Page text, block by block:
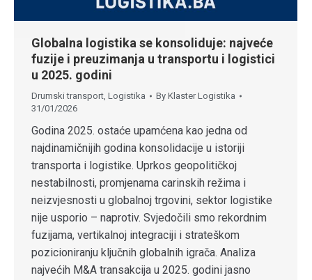
Globalna logistika se konsoliduje: najveće
fuzije i preuzimanja u transportu i logistici
u 2025. godini
Drumski transport, Logistika By Klaster Logistika
31/01/2026
Godina 2025. ostaće upamćena kao jedna od
najdinamičnijih godina konsolidacije u istoriji
transporta i logistike. Uprkos geopolitičkoj
nestabilnosti, promjenama carinskih režima i
neizvjesnosti u globalnoj trgovini, sektor logistike
nije usporio – naprotiv. Svjedočili smo rekordnim
fuzijama, vertikalnoj integraciji i strateškom
pozicioniranju ključnih globalnih igrača. Analiza
najvećih M&A transakcija u 2025. godini jasno